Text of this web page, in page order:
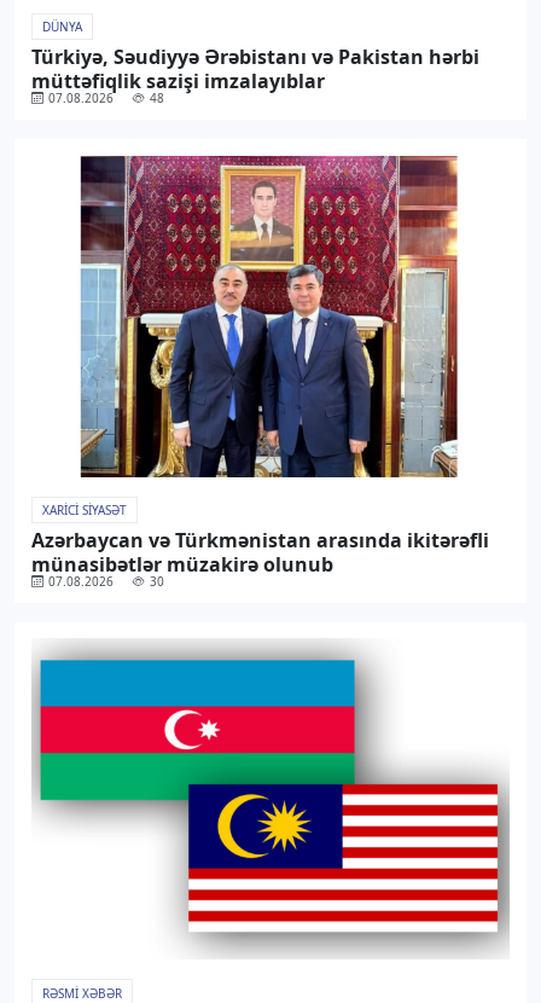
DÜNYA
Türkiyə, Səudiyyə Ərəbistanı və Pakistan hərbi
müttəfiqlik sazişi imzalayıblar
07.08.2026 48
XARICI SIYASƏT
Azərbaycan və Türkmənistan arasında ikitərəfli
münasibətlər müzakirə olunub
07.08.2026 30
RƏSMI XƏBƏR